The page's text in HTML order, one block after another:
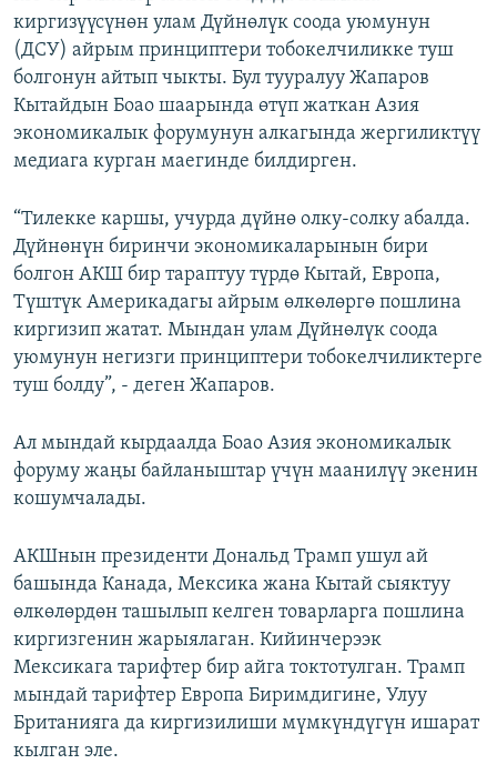
киргизүүсүнөн улам Дүйнөлүк соода уюмунун
(ДСУ) айрым принциптери тобокелчиликке туш
болгонун айтып чыкты. Бул тууралуу Жапаров
Кытайдын Боао шаарында өтүп жаткан Азия
экономикалык форумунун алкагында жергиликтүү
медиага курган маегинде билдирген.
“Тилекке каршы, учурда дүйнө олку-солку абалда.
Дүйнөнүн биринчи экономикаларынын бири
болгон АКШ бир тараптуу түрдө Кытай, Европа,
Түштүк Америкадагы айрым өлкөлөргө пошлина
киргизип жатат. Мындан улам Дүйнөлүк соода
уюмунун негизги принциптери тобокелчиликтерге
туш болду”, - деген Жапаров.
Ал мындай кырдаалда Боао Азия экономикалык
форуму жаңы байланыштар үчүн маанилүү экенин
кошумчалады.
АКШнын президенти Дональд Трамп ушул ай
башында Канада, Мексика жана Кытай сыяктуу
өлкөлөрдөн ташылып келген товарларга пошлина
киргизгенин жарыялаган. Кийинчерээк
Мексикага тарифтер бир айга токтотулган. Трамп
мындай тарифтер Европа Биримдигине, Улуу
Британияга да киргизилиши мүмкүндүгүн ишарат
кылган эле.